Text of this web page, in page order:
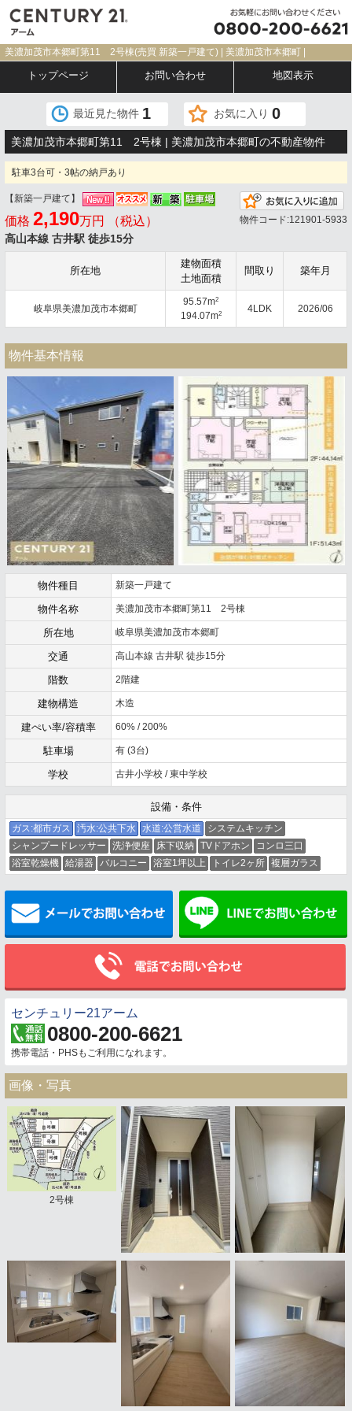
美濃加茂市本郷町第11 2号棟(売買 新築一戸建て) | 美濃加茂市本郷町 |
トップページ お問い合わせ 地図表示
最近見た物件 1 お気に入り 0
美濃加茂市本郷町第11 2号棟 | 美濃加茂市本郷町の不動産物件
駐車3台可・3帖の納戸あり
【新築一戸建て】
価格 2,190万円 （税込）
高山本線 古井駅 徒歩15分
物件コード:121901-5933
所在地
建物面積
土地面積
間取り 築年月
岐阜県美濃加茂市本郷町
95.57m2
194.07m2 4LDK 2026/06
物件基本情報
物件種目 新築一戸建て
物件名称 美濃加茂市本郷町第11 2号棟
所在地 岐阜県美濃加茂市本郷町
交通 高山本線 古井駅 徒歩15分
階数 2階建
建物構造 木造
建ぺい率/容積率 60% / 200%
駐車場 有 (3台)
学校 古井小学校 / 東中学校
設備・条件
ガス:都市ガス 汚水:公共下水 水道:公営水道
システムキッチン
シャンプードレッサー
洗浄便座 床下収納 TVドアホン
コンロ三口
浴室乾燥機 給湯器 バルコニー 浴室1坪以上 トイレ2ヶ所 複層ガラス
メールでお問い合わせ
センチュリー21アーム
0800-200-6621
携帯電話・PHSもご利用になれます。
画像・写真
2号棟